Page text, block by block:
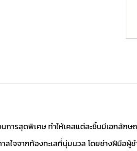
รสุดพิเศษ ทำให้เคสแต่ละชิ้นมีเอกลักษ
ใจจากท้องทะเลที่นุ่มนวล โดยช่างฝีมือผู้